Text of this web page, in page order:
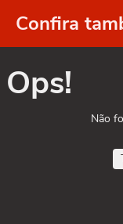
Confira
Ops!
Não